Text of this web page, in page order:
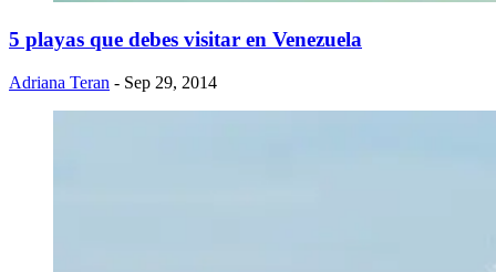
5 playas que debes visitar en Venezuela
Adriana Teran - Sep 29, 2014